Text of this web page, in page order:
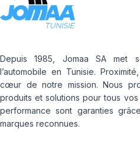
Depuis 1985, Jomaa SA met
l’automobile en Tunisie.
cœur de notre mission. Nous
produits et solutions pour tous
performance sont garanties
marques reconnues.